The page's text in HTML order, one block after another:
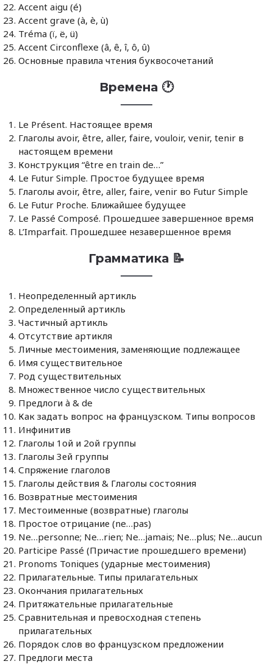
Accent aigu (é)
Accent grave (à, è, ù)
Tréma (ï, ë, ü)
Accent Circonflexe (â, ê, î, ô, û)
Основные правила чтения буквосочетаний
Времена 🕐
Le Présent. Настоящее время
Глаголы avoir, être, aller, faire, vouloir, venir, tenir в
настоящем времени
Конструкция “être en train de…”
Le Futur Simple. Простое будущее время
Глаголы avoir, être, aller, faire, venir во Futur Simple
Le Futur Proche. Ближайшее будущее
Le Passé Composé. Прошедшее завершенное время
L’Imparfait. Прошедшее незавершенное время
Грамматика 📝
Неопределенный артикль
Определенный артикль
Частичный артикль
Отсутствие артикля
Личные местоимения, заменяющие подлежащее
Имя существительное
Род существительных
Множественное число существительных
Предлоги à & de
Как задать вопрос на французском. Типы вопросов
Инфинитив
Глаголы 1ой и 2ой группы
Глаголы 3ей группы
Спряжение глаголов
Глаголы действия & Глаголы состояния
Возвратные местоимения
Местоименные (возвратные) глаголы
Простое отрицание (ne…pas)
Ne…personne; Ne…rien; Ne…jamais; Ne…plus; Ne…aucun
Participe Passé (Причастие прошедшего времени)
Pronoms Toniques (ударные местоимения)
Прилагательные. Типы прилагательных
Окончания прилагательных
Притяжательные прилагательные
Сравнительная и превосходная степень
прилагательных
Порядок слов во французском предложении
Предлоги места